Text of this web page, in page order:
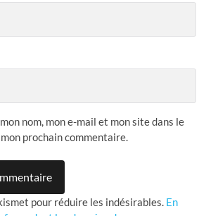
nom, mon e-mail et mon site dans le
prochain commentaire.
pour réduire les indésirables. En